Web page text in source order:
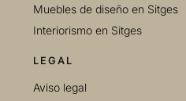
Muebles de diseño en Sitges
Interiorismo en Sitges
LEGAL
Aviso legal